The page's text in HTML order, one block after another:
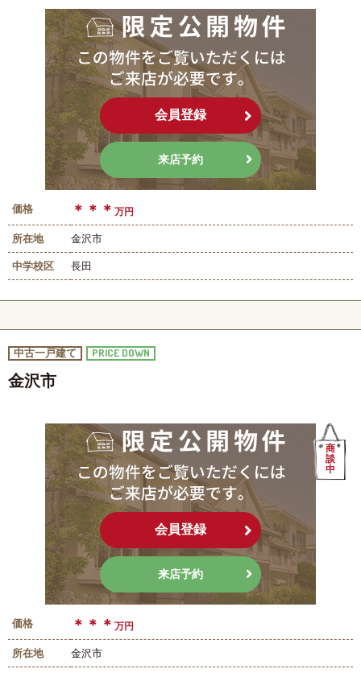
会員登録
来店予約
価格 ＊＊＊ 万円
所在地 金沢市
中学校区 長田
中古一戸建て PRICE DOWN
金沢市
商
談
中
会員登録
来店予約
価格 ＊＊＊ 万円
所在地 金沢市